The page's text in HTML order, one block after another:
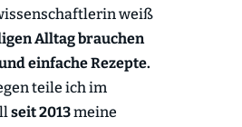
weiß
Alltag brauchen
einfache Rezepte.
teile ich im
seit 2013meine